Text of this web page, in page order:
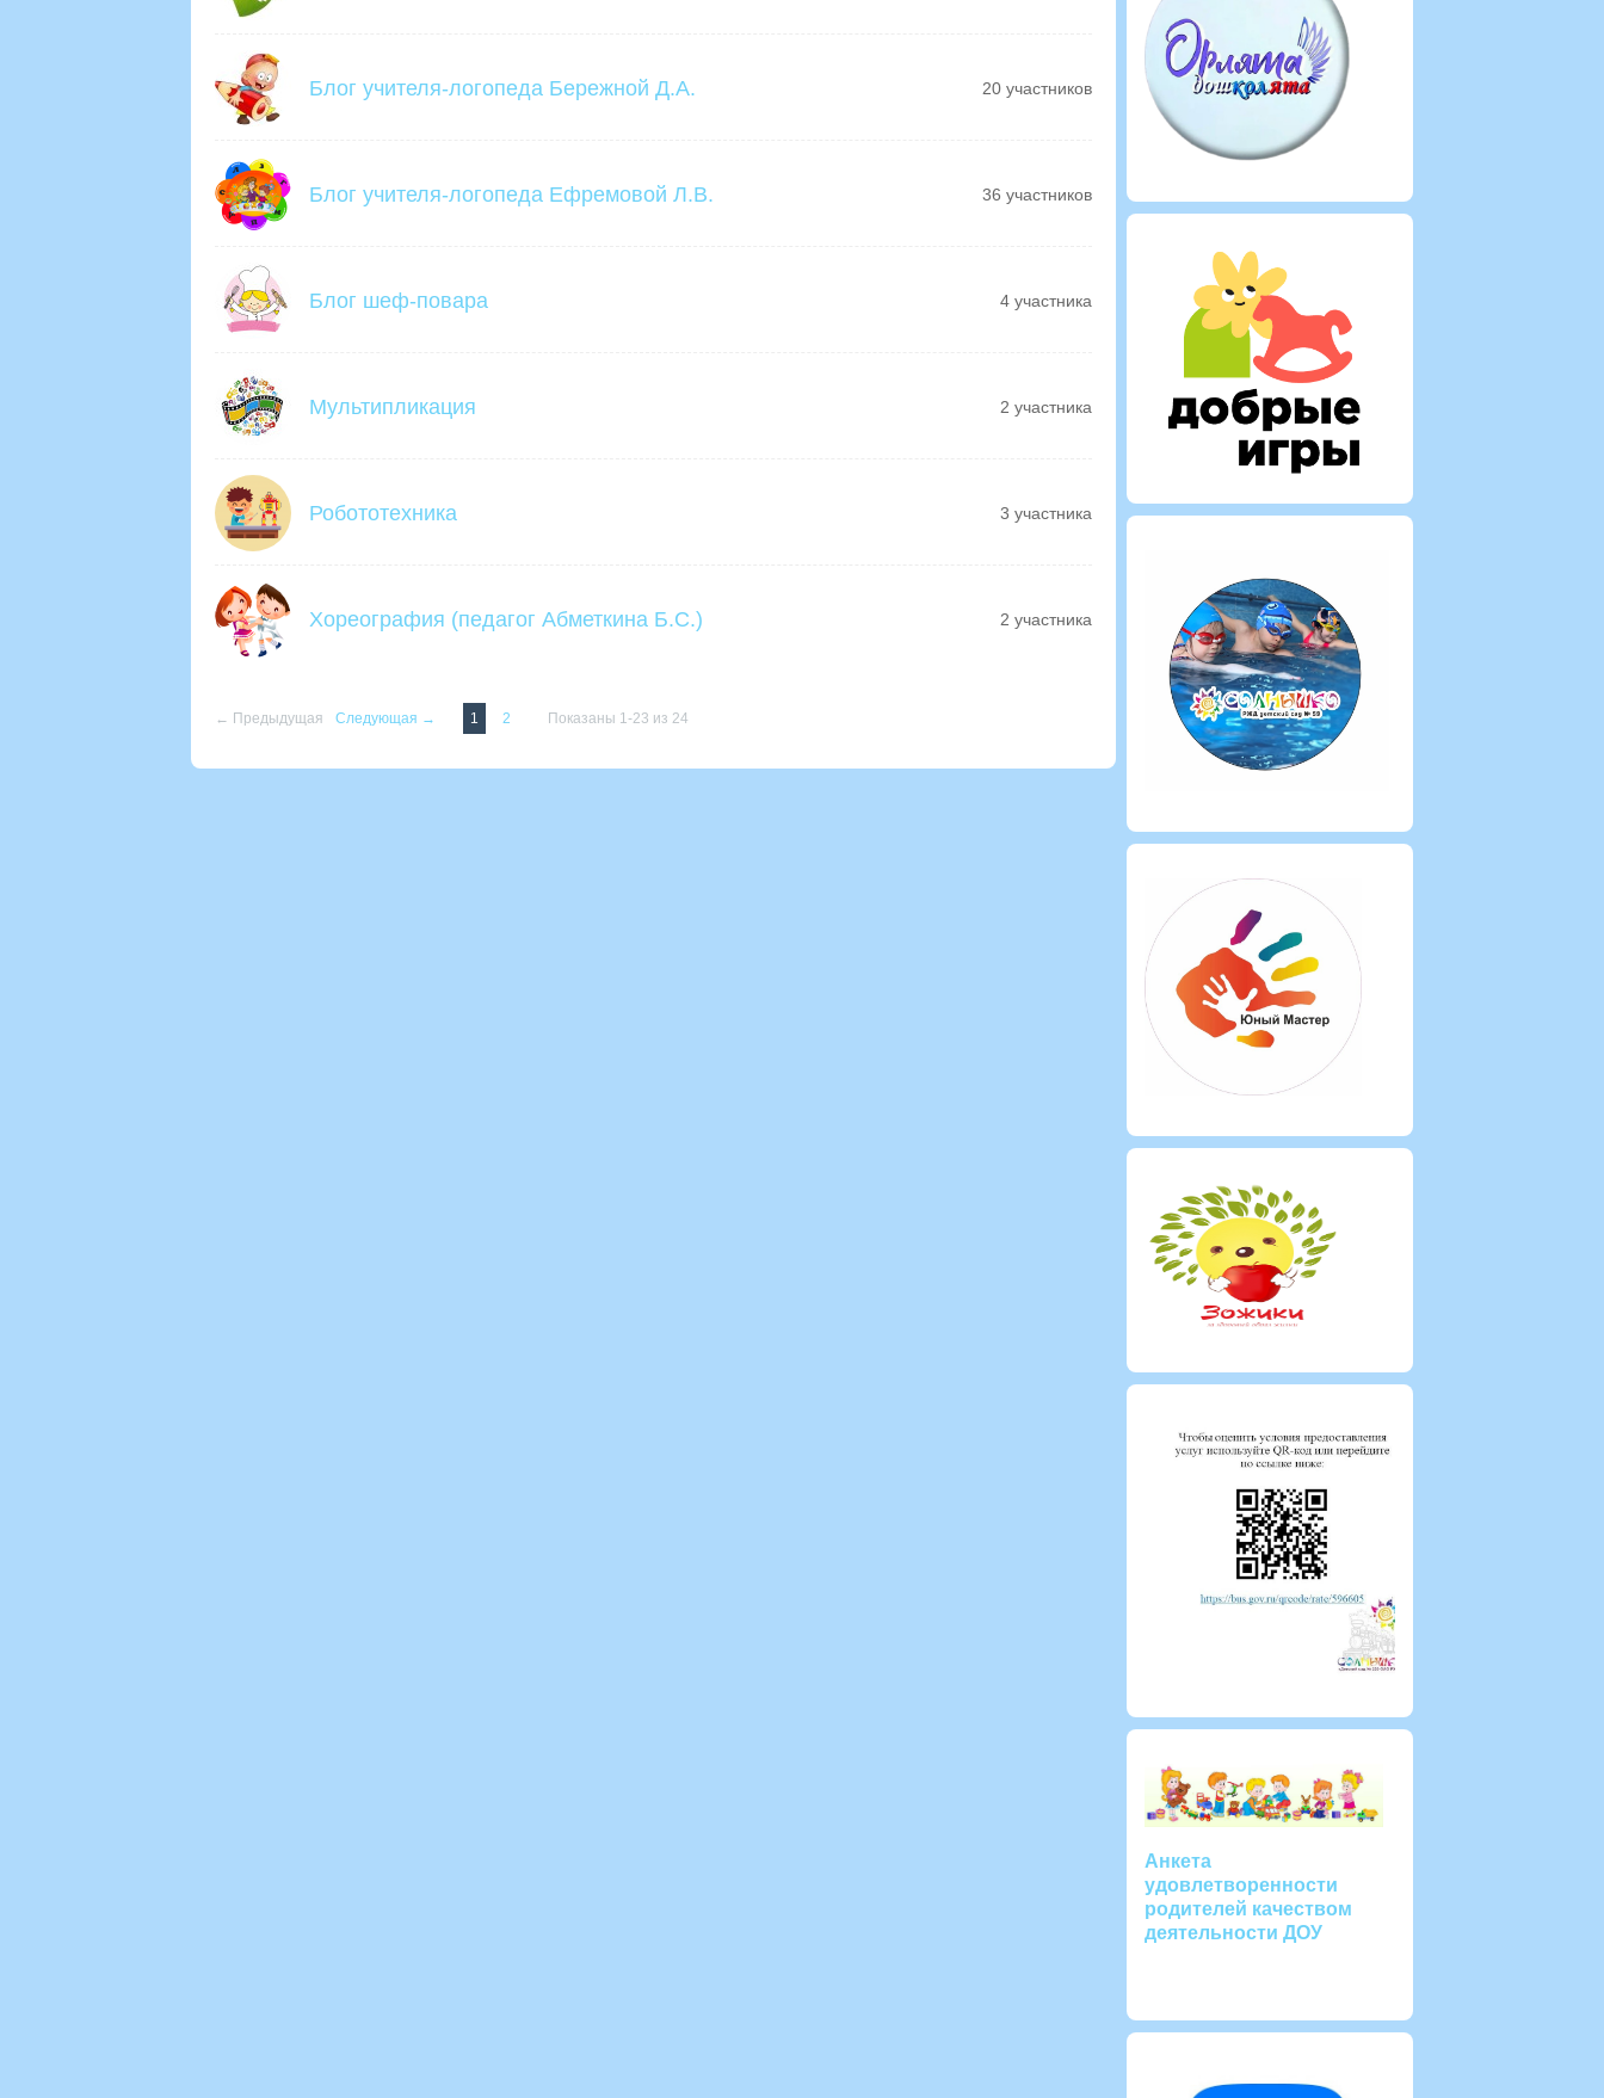
Блог учителя-логопеда Бережной Д.А. 20 участников
Блог учителя-логопеда Ефремовой Л.В. 36 участников
Блог шеф-повара 4 участника
Мультипликация 2 участника
Робототехника 3 участника
Хореография (педагог Абметкина Б.С.) 2 участника
← Предыдущая Следующая → 1 2 Показаны 1-23 из 24
Анкета
удовлетворенности
родителей качеством
деятельности ДОУ